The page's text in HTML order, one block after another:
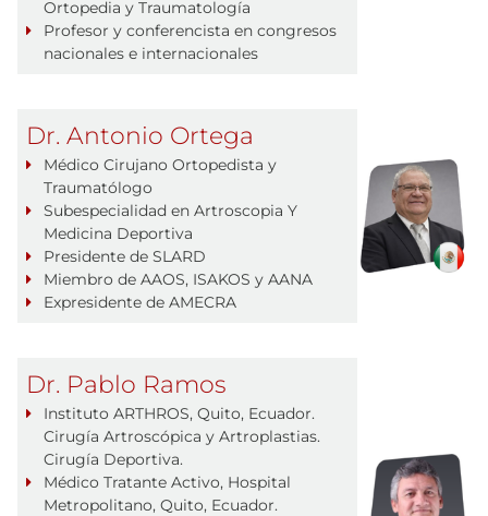
Ortopedia y Traumatología
Profesor y conferencista en congresos
nacionales e internacionales
Dr. Antonio Ortega
Médico Cirujano Ortopedista y
Traumatólogo
Subespecialidad en Artroscopia Y
Medicina Deportiva
Presidente de SLARD
Miembro de AAOS, ISAKOS y AANA
Expresidente de AMECRA
Dr. Pablo Ramos
Instituto ARTHROS, Quito, Ecuador.
Cirugía Artroscópica y Artroplastias.
Cirugía Deportiva.
Médico Tratante Activo, Hospital
Metropolitano, Quito, Ecuador.